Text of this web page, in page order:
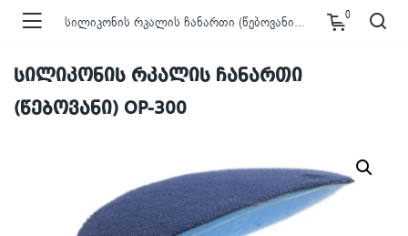
სილიკონის რკალის ჩანართი (წებოვანი) OP-300 0
სილიკონის რკალის ჩანართი
(წებოვანი) OP-300